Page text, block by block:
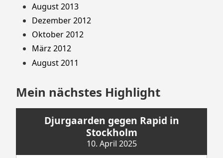
August 2013
Dezember 2012
Oktober 2012
März 2012
August 2011
Mein nächstes Highlight
Djurgaarden gegen Rapid in
Stockholm
10. April 2025